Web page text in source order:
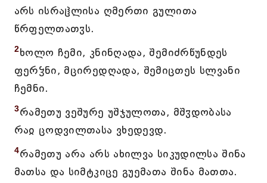
არს ისრაჱლისა ღმერთი გულითა
წრფელთათჳს.
2ხოლო ჩემი, კნინღადა, შემიძრწუნდეს
ფერჴნი, მცირედღადა, შემიცთეს სლვანი
ჩემნი.
3რამეთუ ვეშურე უშჯულოთა, მშჳდობასა
რაჲ ცოდვილთასა ვხედევდ.
4რამეთუ არა არს ახილვა სიკუდილსა შინა
მათსა და სიმტკიცე გუემათა შინა მათთა.